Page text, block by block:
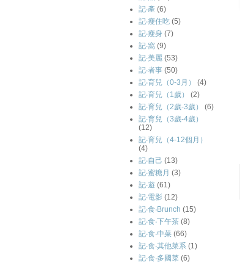
記‧產 (6)
記‧瘦住吃 (5)
記‧瘦身 (7)
記‧窩 (9)
記‧美麗 (53)
記‧者事 (50)
記‧育兒（0-3月）
(4)
記‧育兒（1歲）
(2)
記‧育兒（2歲-3歲）
(6)
記‧育兒（3歲-4歲）
(12)
記‧育兒（4-12個月）
(4)
記‧自己 (13)
記‧蜜糖月 (3)
記‧遊 (61)
記‧電影 (12)
記‧食‧Brunch (15)
記‧食‧下午茶 (8)
記‧食‧中菜 (66)
記‧食‧其他菜系 (1)
記‧食‧多國菜 (6)